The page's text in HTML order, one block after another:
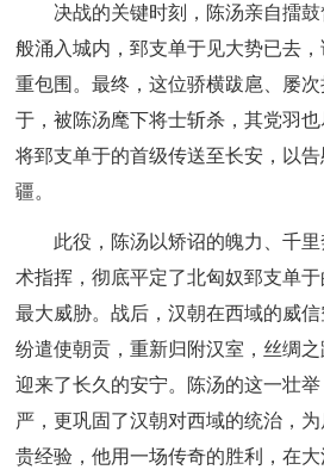
决战的关键时刻，陈汤亲自擂鼓
般涌入城内，郅支单于见大势已去
重包围。最终，这位骄横跋扈、屡
于，被陈汤麾下将士斩杀，其党羽
将郅支单于的首级传送至长安，以
疆。
此役，陈汤以矫诏的魄力、千里
术指挥，彻底平定了北匈奴郅支单
最大威胁。战后，汉朝在西域的威
纷遣使朝贡，重新归附汉室，丝绸
迎来了长久的安宁。陈汤的这一壮
严，更巩固了汉朝对西域的统治，
贵经验，他用一场传奇的胜利，在